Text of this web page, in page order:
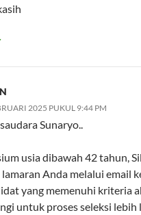
2025 PUKUL 9:44 PM
Sunaryo..
usia dibawah 42 tahun,
Anda melalui email
yang memenuhi kriteria
untuk proses seleksi lebih